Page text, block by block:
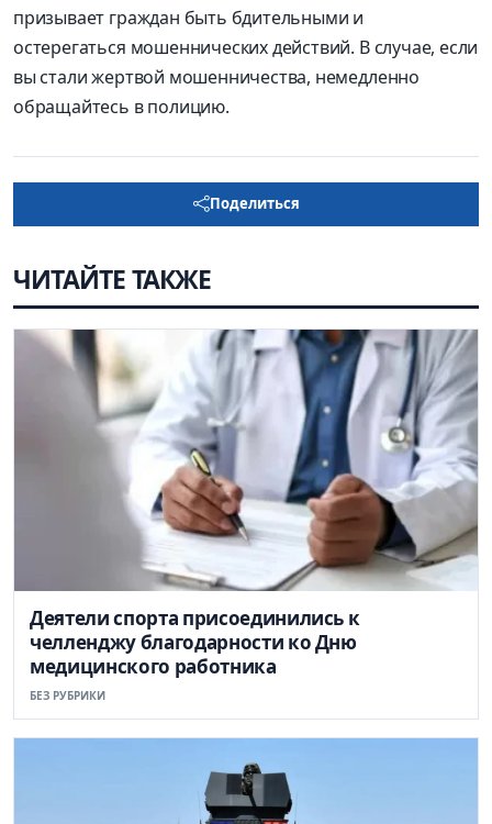
призывает граждан быть бдительными и
остерегаться мошеннических действий. В случае, если
вы стали жертвой мошенничества, немедленно
обращайтесь в полицию.
Поделиться
ЧИТАЙТЕ ТАКЖЕ
Деятели спорта присоединились к
челленджу благодарности ко Дню
медицинского работника
БЕЗ РУБРИКИ